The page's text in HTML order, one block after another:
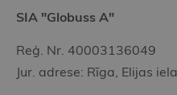
SIA "Globuss A"
Reģ. Nr. 40003136049
Jur. adrese: Rīga, Elijas